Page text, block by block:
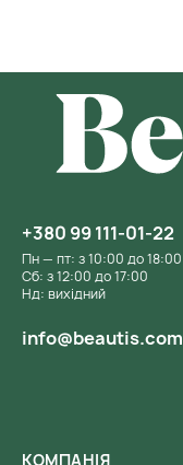
КОМПАНІЯ
+380 99 111-01-22
Пн — пт: з 10:00 до 18:00
Сб: з 12:00 до 17:00
Нд: вихідний